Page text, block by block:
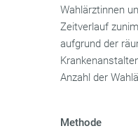
Wahlärztinnen
Zeitverlauf
aufgrund der
Anzahl der
Methode